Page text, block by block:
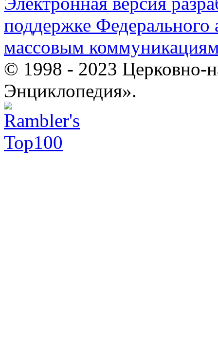
поддержке Федерального
массовым
© 1998 - 2023 Церковно-
Энциклопедия».